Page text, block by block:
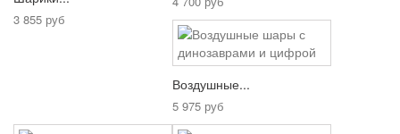
3 855 руб
Воздушные...
5 975 руб